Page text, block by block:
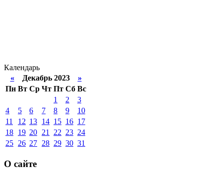
Календарь
«Декабрь 2023 »
Пн Вт Ср Чт Пт Сб Вс
1
2
3
4
5 6 7 8 9
10
11
12 13 14 15 16 17
18 19 20 21 22 23 24
25 26 27 28 29 30 31
О сайте